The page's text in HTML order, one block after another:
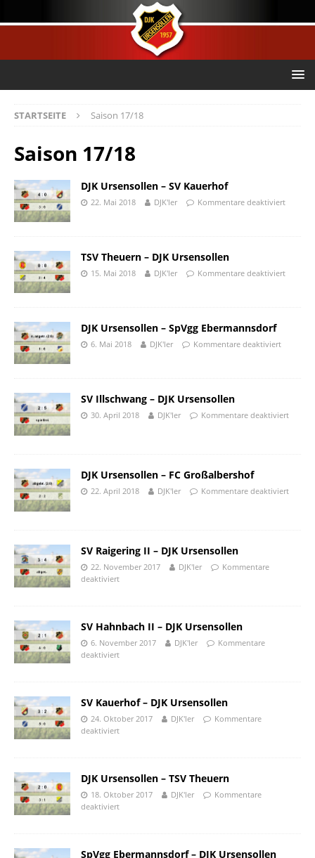
STARTSEITE Saison 17/18
Saison 17/18
DJK Ursensollen – SV Kauerhof
22. Mai 2018 DJK'ler Kommentare deaktiviert
TSV Theuern – DJK Ursensollen
15. Mai 2018 DJK'ler Kommentare deaktiviert
DJK Ursensollen – SpVgg Ebermannsdorf
6. Mai 2018 DJK'ler Kommentare deaktiviert
SV Illschwang – DJK Ursensollen
30. April 2018 DJK'ler Kommentare deaktiviert
DJK Ursensollen – FC Großalbershof
22. April 2018 DJK'ler Kommentare deaktiviert
SV Raigering II – DJK Ursensollen
22. November 2017 DJK'ler
Kommentare
deaktiviert
SV Hahnbach II – DJK Ursensollen
6. November 2017 DJK'ler
Kommentare
deaktiviert
SV Kauerhof – DJK Ursensollen
24. Oktober 2017 DJK'ler
Kommentare
deaktiviert
DJK Ursensollen – TSV Theuern
18. Oktober 2017 DJK'ler
Kommentare
deaktiviert
SpVgg Ebermannsdorf – DJK Ursensollen